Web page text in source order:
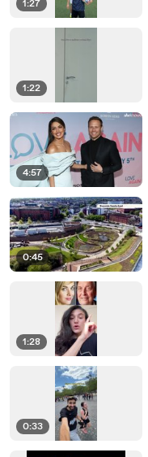
1:27
1:22
4:57
0:45
1:28
0:33